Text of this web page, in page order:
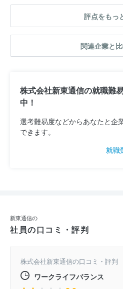
評点をもっ
関連企業と
株式会社新東通信の就職難
中！
選考難易度などからあなたと企
できます。
就職
新東通信の
社員の口コミ・評判
株式会社新東通信の口コミ・評判
ワークライフバランス